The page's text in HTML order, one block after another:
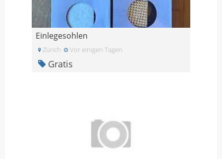
Einlegesohlen
Zürich Vor einigen Tagen
Gratis